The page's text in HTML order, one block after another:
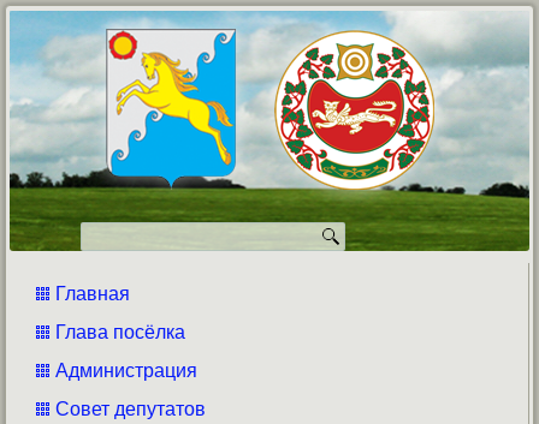
Главная
Глава посёлка
Администрация
Совет депутатов